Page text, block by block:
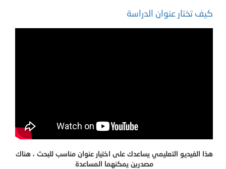
كيف تختار عنوان الدراسة
هذا الفيديو التعليمي يساعدك على اختيار عنوان مناسب للبحث ، هناك
مصدرين يمكنهما المساعدة